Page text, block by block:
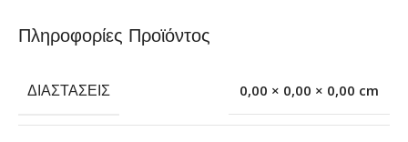
Πληροφορίες Προϊόντος
ΔΙΑΣΤΆΣΕΙΣ 0,00 × 0,00 × 0,00 cm